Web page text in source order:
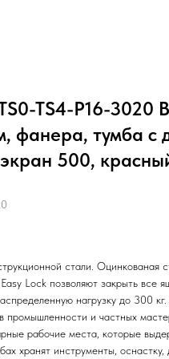
TS4-P16-3020
фанера, тумба с
500,
стали. Оцинкованая
Lock позволяют закрыть все
нагрузку до 300
промышленности и частных
рабочие места, которые
хранят инструменты, оснастку,